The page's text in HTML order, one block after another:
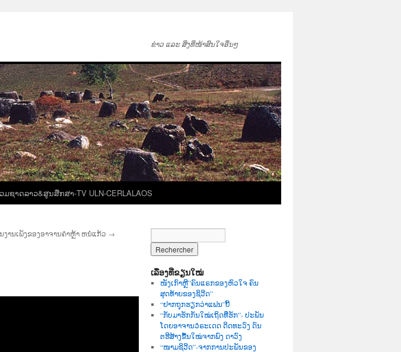
ຂ່າວ ແລະ ສິ່ງທີ່ໜ້າສົນໃຈອື່ນໆ
ຊາດລາວ&ສູນສືກສາ-TV ULN-CERLALAOS
ງານເພັງຂອງອາຈານຄຳຫຼ້າ ຫນໍ່ແກ້ວ →
ເລື່ອງທີ່ຂຽນໃໝ່
ໜັງເກົາຫຼີ”ຄົນແຣກຂອງຫົວໃຈ ຄົນ
ສຸດທ້າຍຂອງຊິວີດ”
“ຢາກຖຸກຮຽກວ່າແຟນ”ບີ້
“ກັບມາຮັກກັນໃໝ່ເຖິດທີ່ຮັກ”- ປະພັນ
ໂດຍອາຈານວໍຣະເດດ ດິດທະວົງ ດົນ
ຕຮີສ້າງຂື້ນໃໝ່ຈາກພົງ ດາວົງ
“ໜາມຊິວີດ”-ຈາກການປະພັນຂອງ